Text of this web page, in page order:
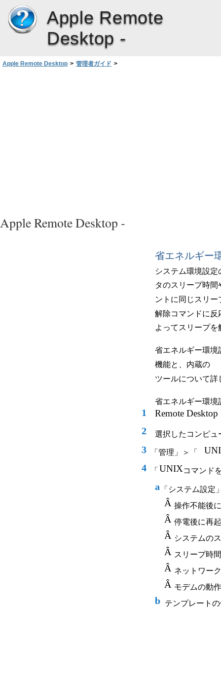
Apple Remote
Desktop -
Apple Remote Desktop > 管理者ガイド >
Apple Remote Desktop -
省エネルギー
システム環境設
タのスリープ時
ントに同じスリ
解除コマンドに反
よってスリープを
省エネルギー環境
機能と、内蔵の
ツールについて詳
省エネルギー環境
1 Remote Desktop
2 選択したコンピュ
3 「管理」＞「
4 「 UNIXコマンド
a 「システム設
Â 操作不能後
Â 停電後に再
Â システムの
Â スリープ時
Â ネットワー
Â モデムの動
b テンプレート